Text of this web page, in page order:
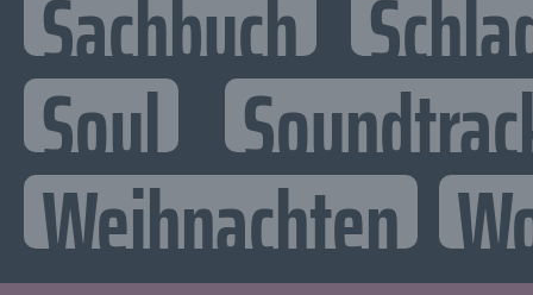
Sachbuch
Soul
Weihnachten